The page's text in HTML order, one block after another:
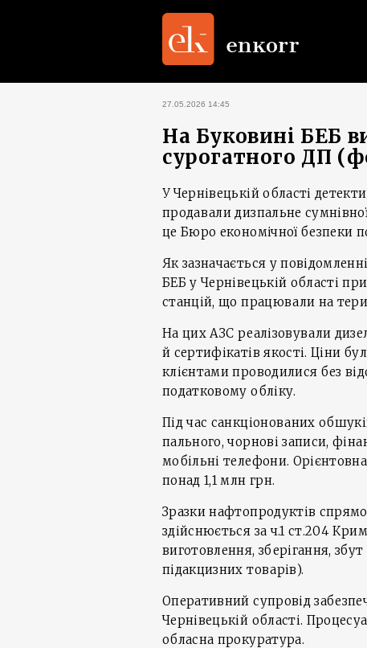
27.05.2026 14:45
На Буковині БЕБ
сурогатного ДП
У Чернівецькій області
продавали дизпальне
це Бюро економічної безпеки
Як зазначається у
БЕБ у Чернівецькій області
станцій, що працювали на
На цих АЗС реалізовували
й сертифікатів якості. Ціни
клієнтами проводилися без
податковому обліку.
Під час санкціонованих
пального, чорнові записи,
мобільні телефони.
понад 1,1 млн грн.
Зразки нафтопродуктів
здійснюється за ч.1 ст.204
виготовлення, зберігання,
підакцизних товарів).
Оперативний супровід
Чернівецькій області.
обласна прокуратура.